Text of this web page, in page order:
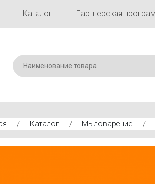
Каталог Партнерская
/ Каталог / Мыловарение /
для мыла Карандаш - 2 (598)